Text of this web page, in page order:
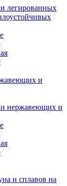
легированных
и
нержавеющих и
и сплавов на